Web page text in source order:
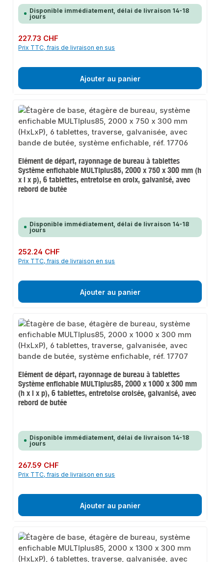
Disponible immédiatement, délai de livraison 14-18
jours
Prix régulier :
227.73 CHF
Prix TTC, frais de livraison en sus
Ajouter au panier
Elément de départ, rayonnage de bureau à tablettes
Système enfichable MULTIplus85, 2000 x 750 x 300 mm (h
x l x p), 6 tablettes, entretoise en croix, galvanisé, avec
rebord de butée
Disponible immédiatement, délai de livraison 14-18
jours
Prix régulier :
252.24 CHF
Prix TTC, frais de livraison en sus
Ajouter au panier
Elément de départ, rayonnage de bureau à tablettes
Système enfichable MULTIplus85, 2000 x 1000 x 300 mm
(h x l x p), 6 tablettes, entretoise croisée, galvanisé, avec
rebord de butée
Disponible immédiatement, délai de livraison 14-18
jours
Prix régulier :
267.59 CHF
Prix TTC, frais de livraison en sus
Ajouter au panier